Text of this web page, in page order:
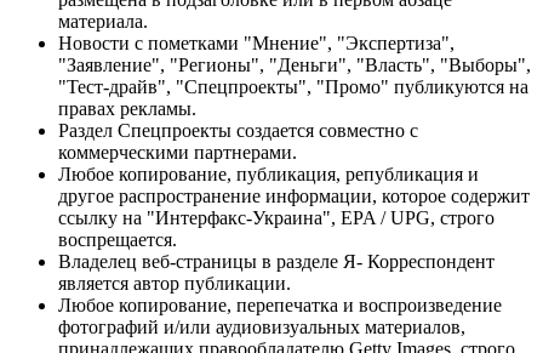
материала.
Новости с пометками "Мнение", "Экспертиза",
"Заявление", "Регионы", "Деньги", "Власть", "Выборы",
"Тест-драйв", "Спецпроекты", "Промо" публикуются на
правах рекламы.
Раздел Спецпроекты создается совместно с
коммерческими партнерами.
Любое копирование, публикация, републикация и
другое распространение информации, которое содержит
ссылку на "Интерфакс-Украина", EPA / UPG, строго
воспрещается.
Владелец веб-страницы в разделе Я- Корреспондент
является автор публикации.
Любое копирование, перепечатка и воспроизведение
фотографий и/или аудиовизуальных материалов,
принадлежащих правообладателю Getty Images, строго